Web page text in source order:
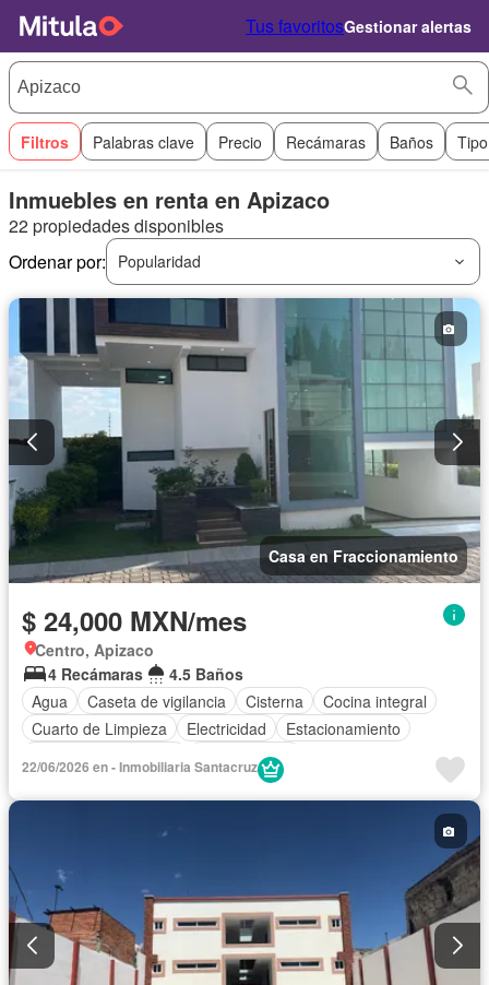
Tus favoritosGestionar alertas
Filtros Palabras clave Precio Recámaras Baños
Inmuebles en renta en Apizaco
22 propiedades disponibles
Ordenar por:
Popularidad
Casa en Fraccionamiento
$ 24,000 MXN/mes
Centro, Apizaco
4 Recámaras
4.5 Baños
Agua
Caseta de vigilancia Cisterna
Cocina integral
Cuarto de Limpieza
Electricidad
Estacionamiento
Zonas verdes
22/06/2026 en - Inmobiliaria Santacruz